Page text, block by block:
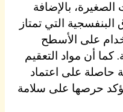
الصغيرة، بالإضافة
البنفسجية التي تمتاز
على الأسطح
كما أن مواد التعقيم
على اعتماد
حرصها على سلامة